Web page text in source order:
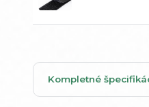
Kompletné